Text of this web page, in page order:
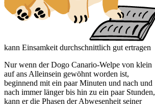
kann Einsamkeit durchschnittlich gut ertragen
Nur wenn der Dogo Canario-Welpe von klein
auf ans Alleinsein gewöhnt worden ist,
beginnend mit ein paar Minuten und nach und
nach immer länger bis hin zu ein paar Stunden,
kann er die Phasen der Abwesenheit seiner